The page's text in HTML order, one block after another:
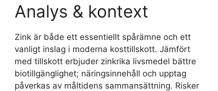
Analys & kontext
Zink är både ett essentiellt spårämne och ett
vanligt inslag i moderna kosttillskott. Jämfört
med tillskott erbjuder zinkrika livsmedel bättre
biotillgänglighet; näringsinnehåll och upptag
påverkas av måltidens sammansättning. Risker